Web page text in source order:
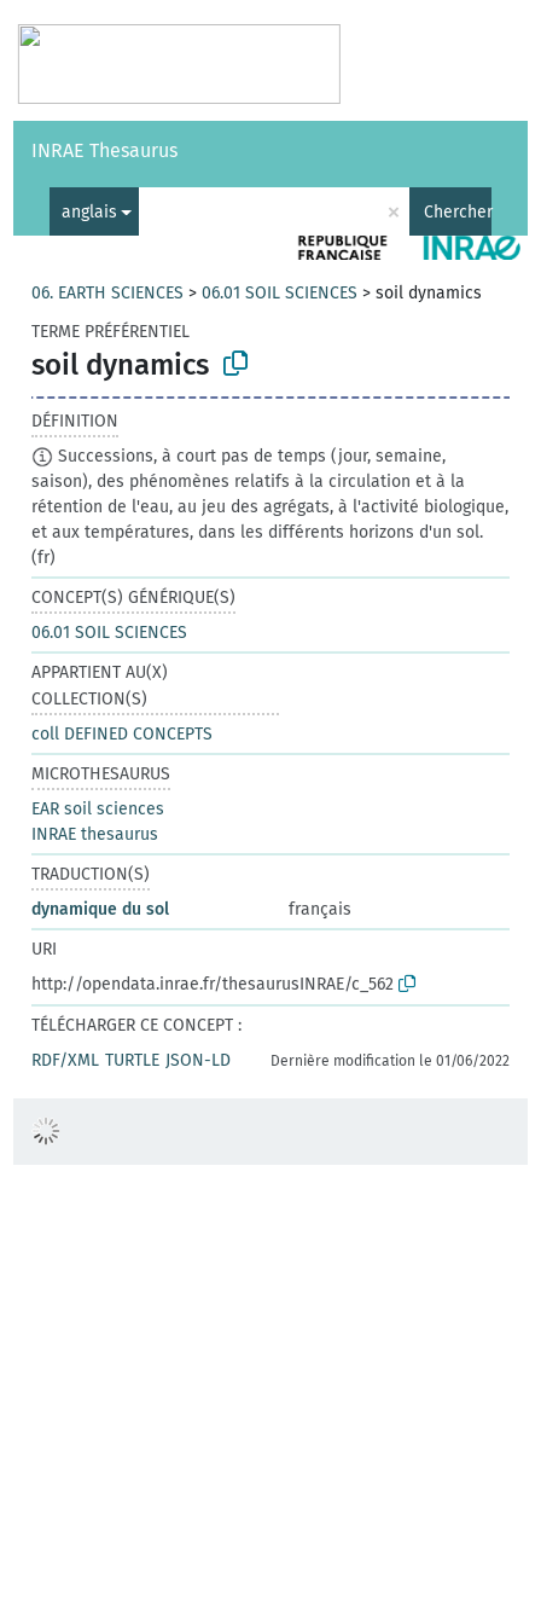
Vocabulaires API
INRAE Thesaurus
anglais × Chercher
06. EARTH SCIENCES >06.01 SOIL SCIENCES >soil dynamics
TERME PRÉFÉRENTIEL
soil dynamics
DÉFINITION
Successions, à court pas de temps (jour, semaine,
saison), des phénomènes relatifs à la circulation et à la
rétention de l'eau, au jeu des agrégats, à l'activité biologique,
et aux températures, dans les différents horizons d'un sol.
(fr)
CONCEPT(S) GÉNÉRIQUE(S)
06.01 SOIL SCIENCES
APPARTIENT AU(X)
COLLECTION(S)
coll DEFINED CONCEPTS
MICROTHESAURUS
EAR soil sciences
INRAE thesaurus
TRADUCTION(S)
dynamique du sol
français
URI
http://opendata.inrae.fr/thesaurusINRAE/c_562
TÉLÉCHARGER CE CONCEPT :
RDF/XML TURTLE JSON-LD Dernière modification le 01/06/2022